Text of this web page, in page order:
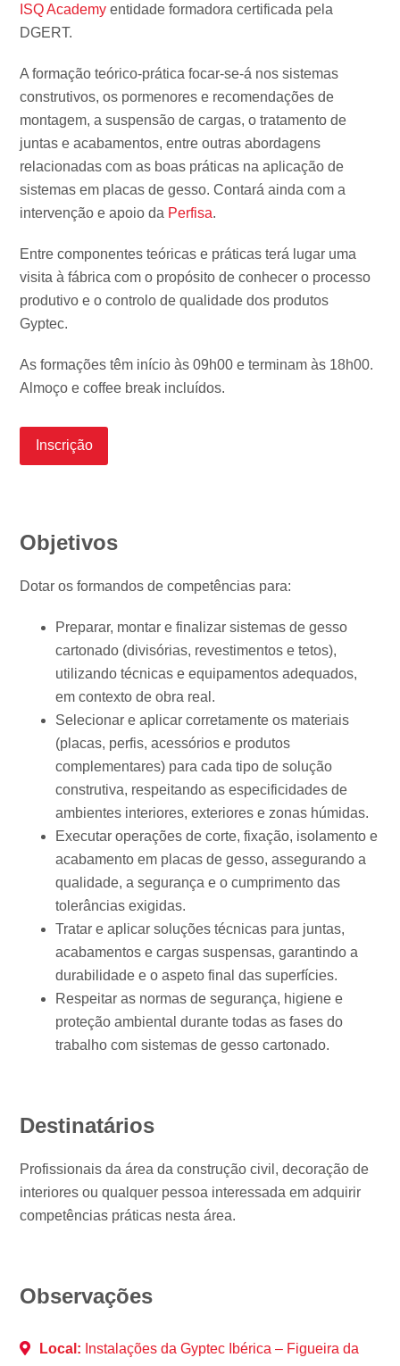
ISQ Academyentidade formadora certificada pela
DGERT.
A formação teórico-prática focar-se-á nos sistemas
construtivos, os pormenores e recomendações de
montagem, a suspensão de cargas, o tratamento de
juntas e acabamentos, entre outras abordagens
relacionadas com as boas práticas na aplicação de
sistemas em placas de gesso. Contará ainda com a
intervenção e apoio da Perfisa.
Entre componentes teóricas e práticas terá lugar uma
visita à fábrica com o propósito de conhecer o processo
produtivo e o controlo de qualidade dos produtos
Gyptec.
As formações têm início às 09h00 e terminam às 18h00.
Almoço e coffee break incluídos.
Inscrição
Objetivos
Dotar os formandos de competências para:
Preparar, montar e finalizar sistemas de gesso
cartonado (divisórias, revestimentos e tetos),
utilizando técnicas e equipamentos adequados,
em contexto de obra real.
Selecionar e aplicar corretamente os materiais
(placas, perfis, acessórios e produtos
complementares) para cada tipo de solução
construtiva, respeitando as especificidades de
ambientes interiores, exteriores e zonas húmidas.
Executar operações de corte, fixação, isolamento e
acabamento em placas de gesso, assegurando a
qualidade, a segurança e o cumprimento das
tolerâncias exigidas.
Tratar e aplicar soluções técnicas para juntas,
acabamentos e cargas suspensas, garantindo a
durabilidade e o aspeto final das superfícies.
Respeitar as normas de segurança, higiene e
proteção ambiental durante todas as fases do
trabalho com sistemas de gesso cartonado.
Destinatários
Profissionais da área da construção civil, decoração de
interiores ou qualquer pessoa interessada em adquirir
competências práticas nesta área.
Observações
Local: Instalações da Gyptec Ibérica – Figueira da